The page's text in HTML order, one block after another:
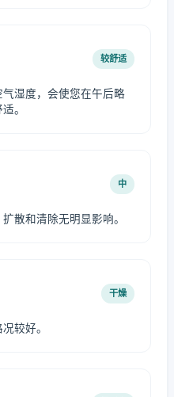
较舒适
湿度，会使您在午后略
。
中
散和清除无明显影响。
干燥
较好。